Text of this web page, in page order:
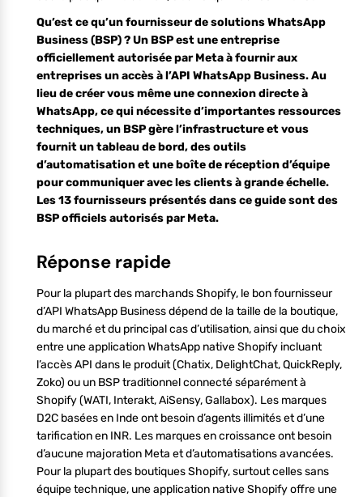
Qu’est ce qu’un fournisseur de solutions WhatsApp
Business (BSP) ? Un BSP est une entreprise
officiellement autorisée par Meta à fournir aux
entreprises un accès à l’API WhatsApp Business. Au
lieu de créer vous même une connexion directe à
WhatsApp, ce qui nécessite d’importantes ressources
techniques, un BSP gère l’infrastructure et vous
fournit un tableau de bord, des outils
d’automatisation et une boîte de réception d’équipe
pour communiquer avec les clients à grande échelle.
Les 13 fournisseurs présentés dans ce guide sont des
BSP officiels autorisés par Meta.
Réponse rapide
Pour la plupart des marchands Shopify, le bon fournisseur
d’API WhatsApp Business dépend de la taille de la boutique,
du marché et du principal cas d’utilisation, ainsi que du choix
entre une application WhatsApp native Shopify incluant
l’accès API dans le produit (Chatix, DelightChat, QuickReply,
Zoko) ou un BSP traditionnel connecté séparément à
Shopify (WATI, Interakt, AiSensy, Gallabox). Les marques
D2C basées en Inde ont besoin d’agents illimités et d’une
tarification en INR. Les marques en croissance ont besoin
d’aucune majoration Meta et d’automatisations avancées.
Pour la plupart des boutiques Shopify, surtout celles sans
équipe technique, une application native Shopify offre une